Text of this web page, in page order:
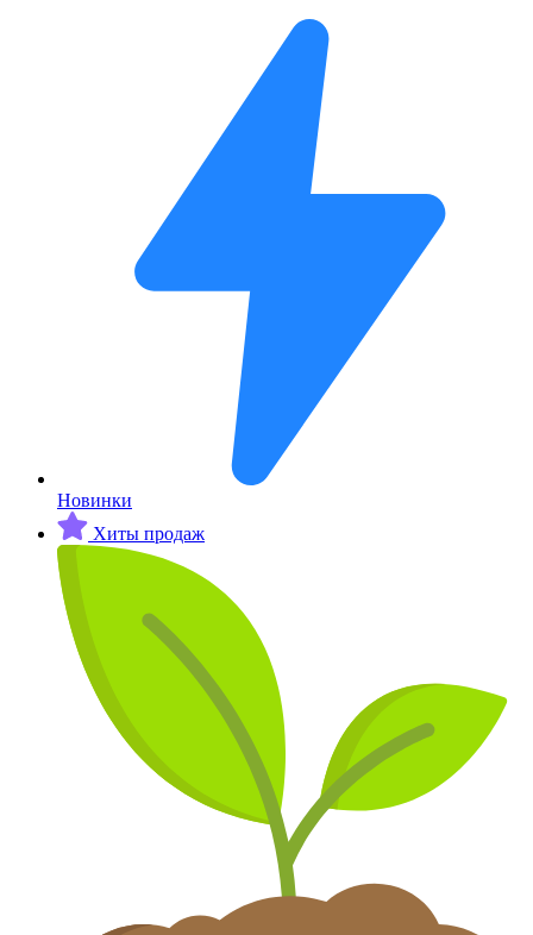
Новинки
Хиты продаж